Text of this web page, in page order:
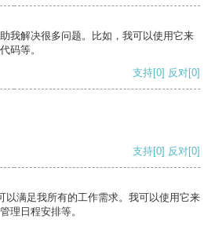
我解决很多问题。比如，我可以使用它来
码等。
支持[0] 反对[0]
支持[0] 反对[0]
以满足我所有的工作需求。我可以使用它来
理日程安排等。